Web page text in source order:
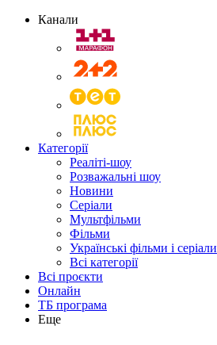
Канали
Категорії
Реаліті-шоу
Розважальні шоу
Новини
Серіали
Мультфільми
Фільми
Українські фільми і серіали
Всі категорії
Всі проєкти
Онлайн
ТБ програма
Еще